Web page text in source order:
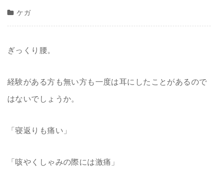
ケガ
ぎっくり腰。
経験がある方も無い方も一度は耳にしたことがあるので
はないでしょうか。
「寝返りも痛い」
「咳やくしゃみの際には激痛」